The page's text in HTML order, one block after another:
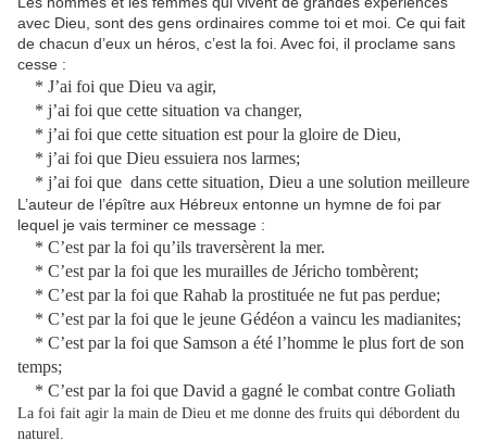
avec Dieu, sont des gens ordinaires comme toi et moi. Ce qui fait
de chacun d’eux un héros, c’est la foi. Avec foi, il proclame sans
cesse :
* J’ai foi que Dieu va agir,
* j’ai foi que cette situation va changer,
* j’ai foi que cette situation est pour la gloire de Dieu,
* j’ai foi que Dieu essuiera nos larmes;
* j’ai foi que dans cette situation, Dieu a une solution meilleure
L’auteur de l’épître aux Hébreux entonne un hymne de foi par
lequel je vais terminer ce message :
* C’est par la foi qu’ils traversèrent la mer.
* C’est par la foi que les murailles de Jéricho tombèrent;
* C’est par la foi que Rahab la prostituée ne fut pas perdue;
* C’est par la foi que le jeune Gédéon a vaincu les madianites;
* C’est par la foi que Samson a été l’homme le plus fort de son
temps;
* C’est par la foi que David a gagné le combat contre Goliath
La foi fait agir la main de Dieu et me donne des fruits qui débordent du
naturel.